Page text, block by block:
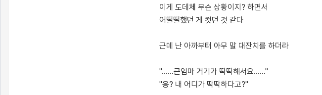
이게 도데체 무슨 상황이지? 하면서
어떨떨했던 게 컷던 것 같다
근데 난 아까부터 아무 말 대잔치를 하더라
"......큰엄마 거기가 딱딱해서요......"
"응? 내 어디가 딱딱하다고?"